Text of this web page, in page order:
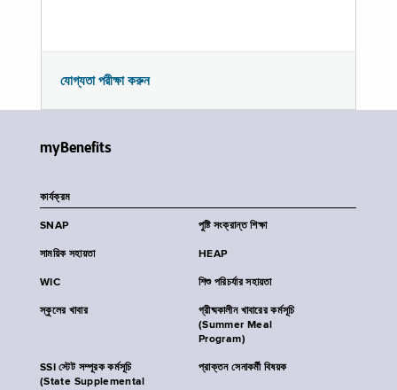
যোগ্যতা পরীক্ষা করুন
myBenefits
কার্যক্রম
SNAP পুষ্টি সংক্রান্ত শিক্ষা
সাময়িক সহায়তা HEAP
WIC শিশু পরিচর্যার সহায়তা
স্কুলের খাবার
গ্রীষ্মকালীন খাবারের কর্মসূচি
(Summer Meal
Program)
SSI স্টেট সম্পূরক কর্মসূচি
(State Supplemental
প্রাক্তন সেনাকর্মী বিষয়ক